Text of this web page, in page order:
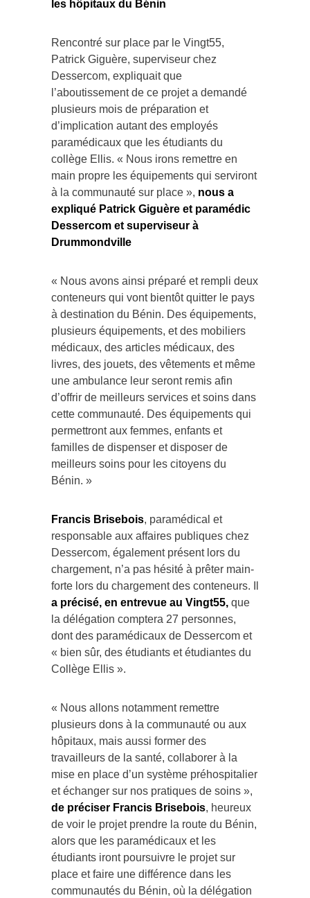
les hôpitaux du Bénin
Rencontré sur place par le Vingt55,
Patrick Giguère, superviseur chez
Dessercom, expliquait que
l’aboutissement de ce projet a demandé
plusieurs mois de préparation et
d’implication autant des employés
paramédicaux que les étudiants du
collège Ellis. « Nous irons remettre en
main propre les équipements qui serviront
à la communauté sur place », nous a
expliqué Patrick Giguère et paramédic
Dessercom et superviseur à
Drummondville
« Nous avons ainsi préparé et rempli deux
conteneurs qui vont bientôt quitter le pays
à destination du Bénin. Des équipements,
plusieurs équipements, et des mobiliers
médicaux, des articles médicaux, des
livres, des jouets, des vêtements et même
une ambulance leur seront remis afin
d’offrir de meilleurs services et soins dans
cette communauté. Des équipements qui
permettront aux femmes, enfants et
familles de dispenser et disposer de
meilleurs soins pour les citoyens du
Bénin. »
Francis Brisebois, paramédical et
responsable aux affaires publiques chez
Dessercom, également présent lors du
chargement, n’a pas hésité à prêter main-
forte lors du chargement des conteneurs. Il
a précisé, en entrevue au Vingt55, que
la délégation comptera 27 personnes,
dont des paramédicaux de Dessercom et
« bien sûr, des étudiants et étudiantes du
Collège Ellis ».
« Nous allons notamment remettre
plusieurs dons à la communauté ou aux
hôpitaux, mais aussi former des
travailleurs de la santé, collaborer à la
mise en place d’un système préhospitalier
et échanger sur nos pratiques de soins »,
de préciser Francis Brisebois, heureux
de voir le projet prendre la route du Bénin,
alors que les paramédicaux et les
étudiants iront poursuivre le projet sur
place et faire une différence dans les
communautés du Bénin, où la délégation